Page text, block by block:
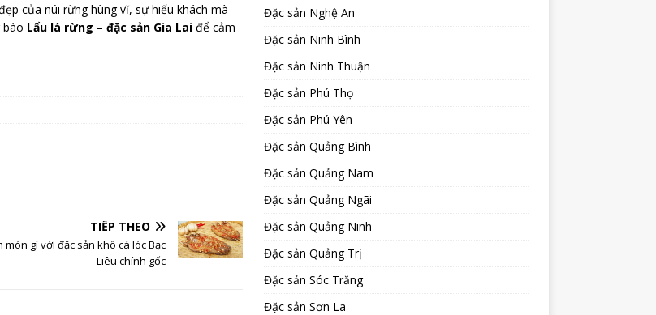
của núi rừng hùng vĩ, sự hiếu khách mà
Lẩu lá rừng – đặc sản Gia Lai để cảm
TIẾP THEO
món gì với đặc sản khô cá lóc Bạc
Liêu chính gốc
Đặc sản Nghệ An
Đặc sản Ninh Bình
Đặc sản Ninh Thuận
Đặc sản Phú Thọ
Đặc sản Phú Yên
Đặc sản Quảng Bình
Đặc sản Quảng Nam
Đặc sản Quảng Ngãi
Đặc sản Quảng Ninh
Đặc sản Quảng Trị
Đặc sản Sóc Trăng
Đặc sản Sơn La